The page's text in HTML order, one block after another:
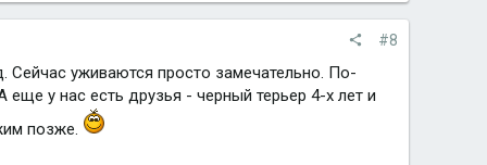
#8
Сейчас уживаются просто замечательно. По-
у нас есть друзья - черный терьер 4-х лет и
позже.